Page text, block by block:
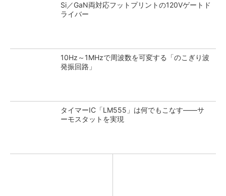
Si／GaN両対応フットプリントの120Vゲートド
ライバー
10Hz～1MHzで周波数を可変する「のこぎり波
発振回路」
タイマーIC「LM555」は何でもこなす――サ
ーモスタットを実現